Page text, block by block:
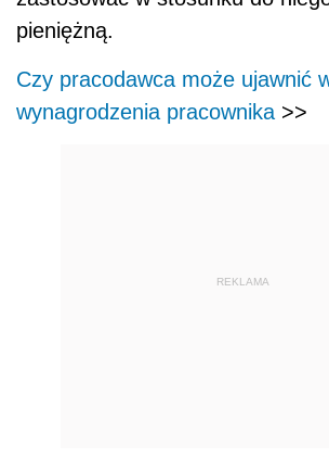
pieniężną.
Czy pracodawca może ujawnić
wynagrodzenia pracownika >>
REKLAMA